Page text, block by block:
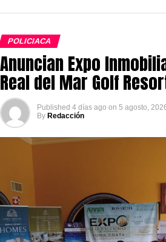
POLICIACA
Anuncian Expo
Real del Mar Golf
Published 4 días ago on 5 agosto,
By Redacción